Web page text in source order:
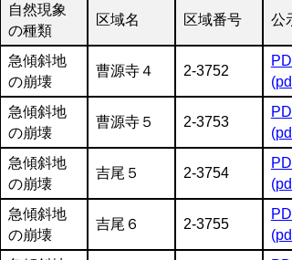
自然現象
の種類
区域名 区域番号 公
急傾斜地
の崩壊
曹源寺４ 2-3752
急傾斜地
の崩壊
曹源寺５ 2-3753
急傾斜地
の崩壊
吉尾５ 2-3754
急傾斜地
の崩壊
吉尾６ 2-3755